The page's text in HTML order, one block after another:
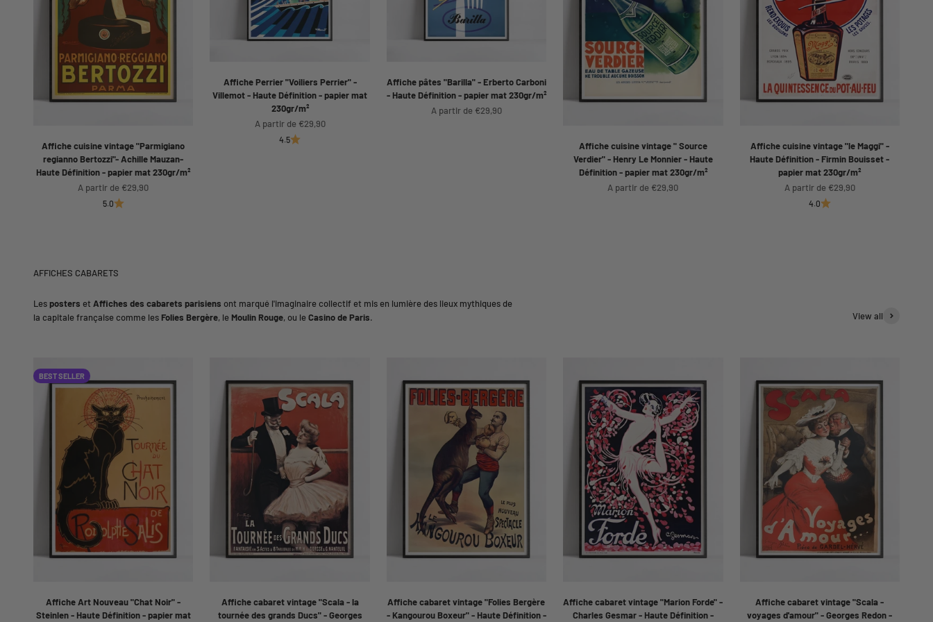
Affiche cuisine vintage "Parmigiano
regianno Bertozzi"- Achille Mauzan-
Haute Définition - papier mat 230gr/m²
Prix de vente
A partir de €29,90
5.0
Affiche Perrier "Voiliers Perrier" -
Villemot - Haute Définition - papier mat
230gr/m²
Prix de vente
A partir de €29,90
4.5
Affiche pâtes "Barilla" - Erberto Carboni
- Haute Définition - papier mat 230gr/m²
Prix de vente
A partir de €29,90
Affiche cuisine vintage " Source
Verdier" - Henry Le Monnier - Haute
Définition - papier mat 230gr/m²
Prix de vente
A partir de €29,90
Affiche cuisine vintage "le Maggi" -
Haute Définition - Firmin Bouisset -
papier mat 230gr/m²
Prix de vente
A partir de €29,90
4.0
Lesposters et Affiches des cabarets parisiens ont marqué l'imaginaire collectif et mis en lumière des lieux mythiques de
la capitale française comme les Folies Bergère, le Moulin Rouge, ou leCasino de Paris. View all
BEST SELLER
Affiche Art Nouveau "Chat Noir" -
Steinlen - Haute Définition - papier mat
Affiche cabaret vintage "Scala - la
tournée des grands Ducs" - Georges
Affiche cabaret vintage "Folies Bergère
- Kangourou Boxeur" - Haute Définition -
Affiche cabaret vintage "Marion Forde" -
Charles Gesmar - Haute Définition -
Affiche cabaret vintage "Scala -
voyages d'amour" - Georges Redon -